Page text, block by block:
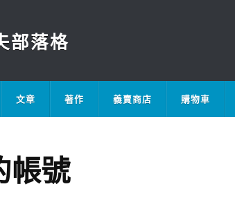
部落格
文章 著作 義賣商店 購物車
帳號